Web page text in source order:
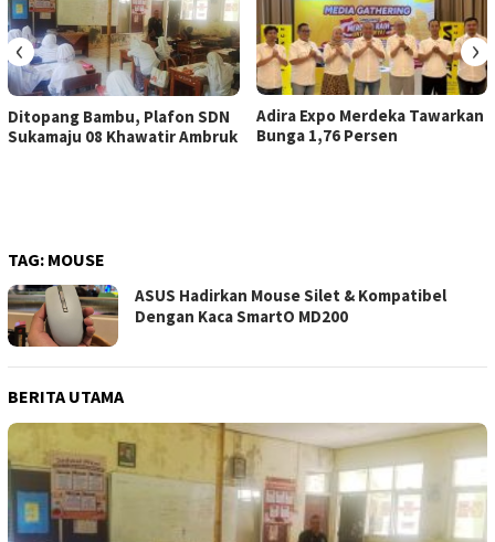
Ditopang Bambu, Plafon SDN
Sukamaju 08 Khawatir Ambruk
Adira Expo Merdeka Tawarkan
Bunga 1,76 Persen
‹ ›
TAG: MOUSE
ASUS Hadirkan Mouse Silet & Kompatibel
Dengan Kaca SmartO MD200
BERITA UTAMA